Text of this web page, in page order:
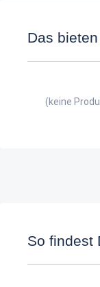
Das
(keine
So findest